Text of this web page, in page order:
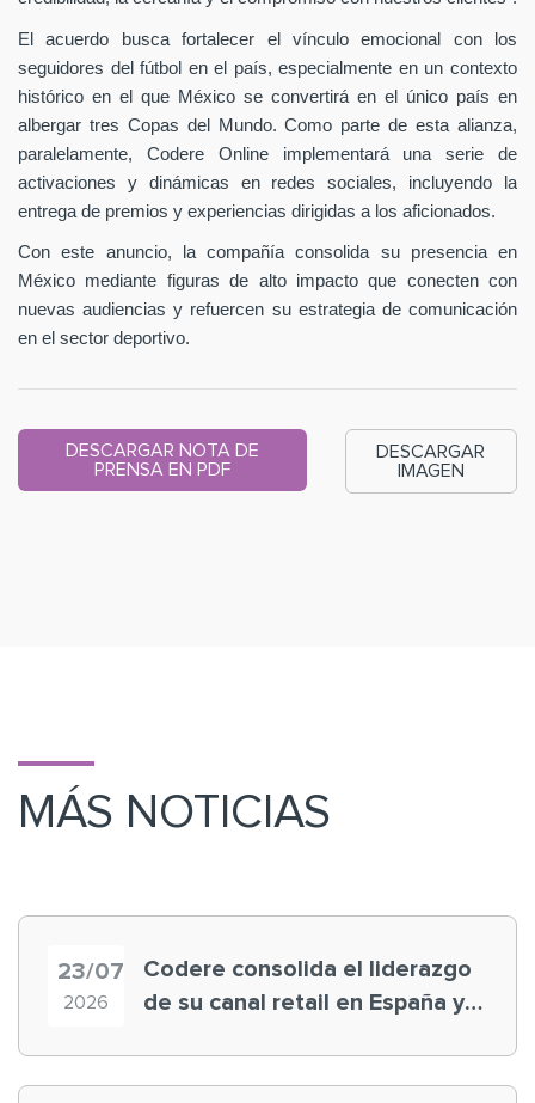
El acuerdo busca fortalecer el vínculo emocional con los
seguidores del fútbol en el país, especialmente en un contexto
histórico en el que México se convertirá en el único país en
albergar tres Copas del Mundo. Como parte de esta alianza,
paralelamente, Codere Online implementará una serie de
activaciones y dinámicas en redes sociales, incluyendo la
entrega de premios y experiencias dirigidas a los aficionados.
Con este anuncio, la compañía consolida su presencia en
México mediante figuras de alto impacto que conecten con
nuevas audiencias y refuercen su estrategia de comunicación
en el sector deportivo.
DESCARGAR NOTA DE
PRENSA EN PDF
DESCARGAR
IMAGEN
MÁS NOTICIAS
23/07
2026
Codere consolida el liderazgo
de su canal retail en España y